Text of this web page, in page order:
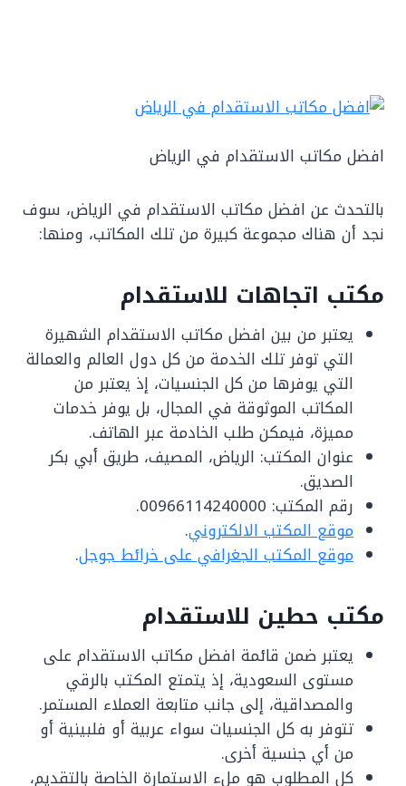
افضل مكاتب الاستقدام في الرياض
بالتحدث عن افضل مكاتب الاستقدام في الرياض، سوف
نجد أن هناك مجموعة كبيرة من تلك المكاتب، ومنها:
مكتب اتجاهات للاستقدام
يعتبر من بين افضل مكاتب الاستقدام الشهيرة
التي توفر تلك الخدمة من كل دول العالم والعمالة
التي يوفرها من كل الجنسيات، إذ يعتبر من
المكاتب الموثوقة في المجال، بل يوفر خدمات
مميزة، فيمكن طلب الخادمة عبر الهاتف.
عنوان المكتب: الرياض، المصيف، طريق أبي بكر
الصديق.
رقم المكتب: 00966114240000.
موقع المكتب الالكتروني.
موقع المكتب الجغرافي على خرائط جوجل.
مكتب حطين للاستقدام
يعتبر ضمن قائمة افضل مكاتب الاستقدام على
مستوى السعودية، إذ يتمتع المكتب بالرقي
والمصداقية، إلى جانب متابعة العملاء المستمر.
تتوفر به كل الجنسيات سواء عربية أو فلبينية أو
من أي جنسية أخرى.
كل المطلوب هو ملء الاستمارة الخاصة بالتقديم،